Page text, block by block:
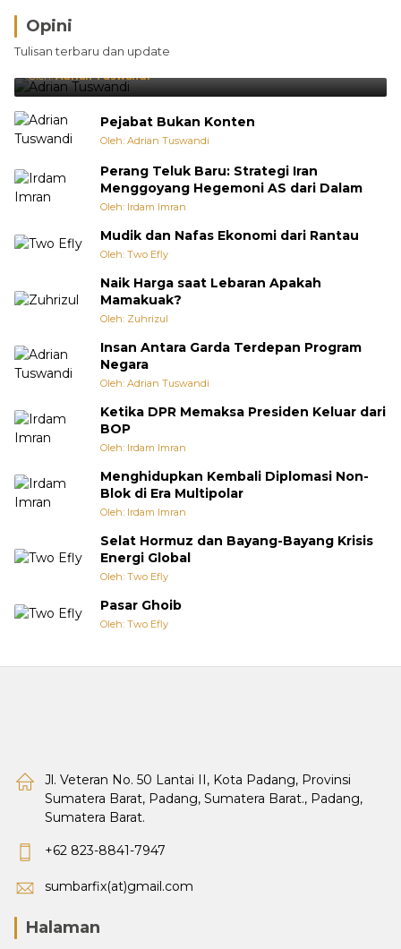
Opini
Tulisan terbaru dan update
Brasil Lebih Diunggulkan, tetapi Jepang Selalu
Punya Cara Membuat Kejutan
Oleh:Adrian Tuswandi
Pejabat Bukan Konten
Oleh: Adrian Tuswandi
Perang Teluk Baru: Strategi Iran
Menggoyang Hegemoni AS dari Dalam
Oleh: Irdam Imran
Mudik dan Nafas Ekonomi dari Rantau
Oleh: Two Efly
Naik Harga saat Lebaran Apakah
Mamakuak?
Oleh: Zuhrizul
Insan Antara Garda Terdepan Program
Negara
Oleh: Adrian Tuswandi
Ketika DPR Memaksa Presiden Keluar dari
BOP
Oleh: Irdam Imran
Menghidupkan Kembali Diplomasi Non-
Blok di Era Multipolar
Oleh: Irdam Imran
Selat Hormuz dan Bayang-Bayang Krisis
Energi Global
Oleh: Two Efly
Pasar Ghoib
Oleh: Two Efly
Jl. Veteran No. 50 Lantai II, Kota Padang, Provinsi
Sumatera Barat, Padang, Sumatera Barat., Padang,
Sumatera Barat.
+62 823-8841-7947
sumbarfix(at)gmail.com
Halaman